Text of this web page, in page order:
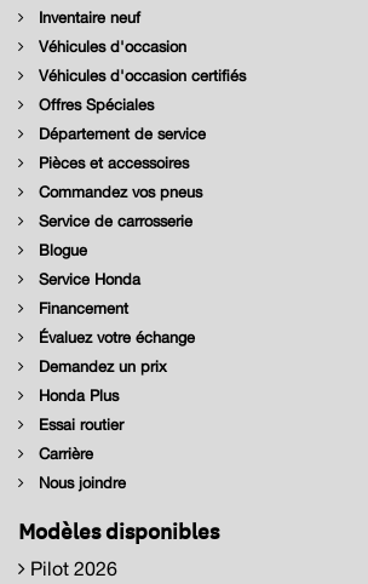
Inventaire neuf
Véhicules d'occasion
Véhicules d'occasion certifiés
Offres Spéciales
Département de service
Pièces et accessoires
Commandez vos pneus
Service de carrosserie
Blogue
Service Honda
Financement
Évaluez votre échange
Demandez un prix
Honda Plus
Essai routier
Carrière
Nous joindre
Modèles disponibles
Pilot 2026